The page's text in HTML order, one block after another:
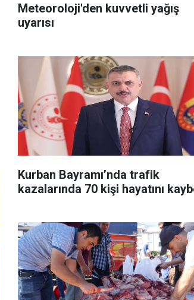
Meteoroloji'den kuvvetli yağış
uyarısı
Kurban Bayramı’nda trafik
kazalarında 70 kişi hayatını